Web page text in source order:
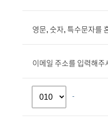
영문, 숫자, 특수문자를
이메일 주소를 입력해주
-